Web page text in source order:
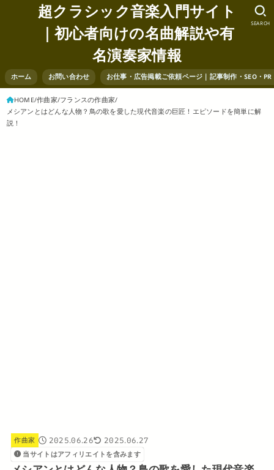
超クラシック音楽入門サイト
｜初心者向けの名曲解説や有
名演奏家情報
ホーム お問い合わせ お仕事・広告掲載ご依頼ページ｜記事制作・SEO・
SEARCH
HOME 作曲家 フランスの作曲家
メシアンとはどんな人物？鳥の歌を愛した現代音楽の巨匠！エピソードを簡単に解
説！
作曲家 2025.06.26 2025.06.27
当サイトはアフィリエイトを含みます